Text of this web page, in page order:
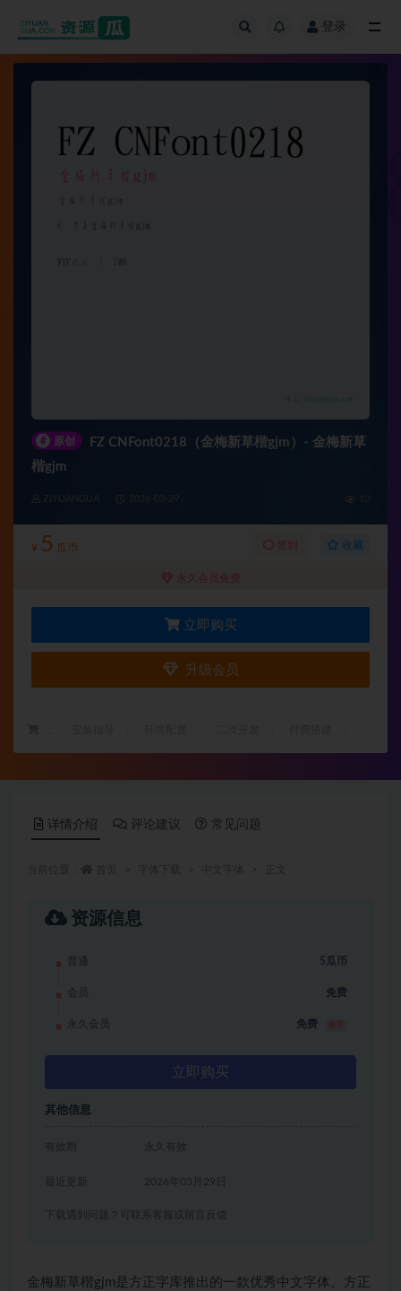
登录
# 原创
FZ CNFont0218（金梅新草楷gjm）- 金梅新草
楷gjm
ZIYUANGUA
¥ 5 瓜币 签到 收藏
永久会员免费
立即购买
升级会员
详情介绍 评论建议 常见问题
资源信息
普通 5瓜币
会员 免费
永久会员 免费
立即购买
其他信息
有效期 永久有效
2026年03月29日
下载遇到问题？可联系客服或留言反馈
金梅新草楷gjm是方正字库推出的一款优秀中文字体。方正